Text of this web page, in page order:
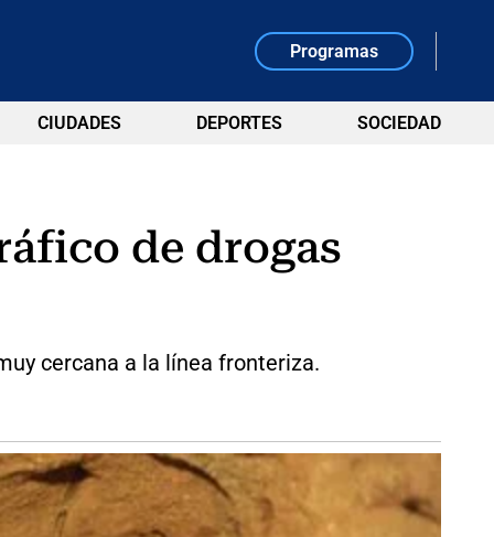
Programas
CIUDADES DEPORTES SOCIEDAD
de drogas
cercana a la línea fronteriza.